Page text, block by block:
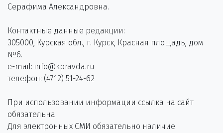
Серафима Александровна.
Контактные данные редакции:
305000, Курская обл., г. Курск, Красная площадь, дом
№6.
e-mail: info@kpravda.ru
телефон: (4712) 51-24-62
При использовании информации ссылка на сайт
обязательна.
Для электронных СМИ обязательно наличие